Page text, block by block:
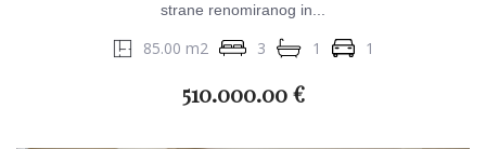
strane renomiranog in...
85.00 m2 3 1 1
510.000.00 €